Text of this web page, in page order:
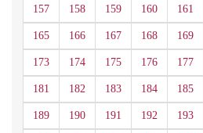
157 158 159 160 161
165 166 167 168 169
173 174 175 176 177
181 182 183 184 185
189 190 191 192 193